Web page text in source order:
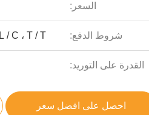
السعر:
شروط الدفع: L / C ، T / T ، ويسترن يونيون ، موني جرام
القدرة على التوريد:
احصل على افضل سعر